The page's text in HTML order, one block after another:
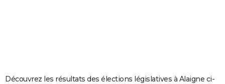
Découvrez les résultats des élections législatives à Alaigne ci-